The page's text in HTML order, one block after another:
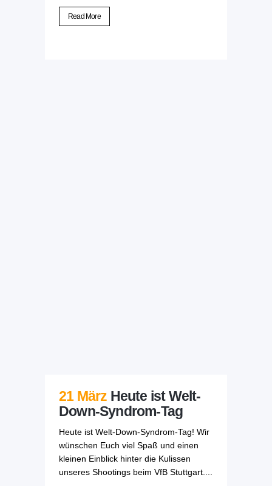
Read More
21 März Heute ist Welt-
Down-Syndrom-Tag
Heute ist Welt-Down-Syndrom-Tag! Wir
wünschen Euch viel Spaß und einen
kleinen Einblick hinter die Kulissen
unseres Shootings beim VfB Stuttgart....